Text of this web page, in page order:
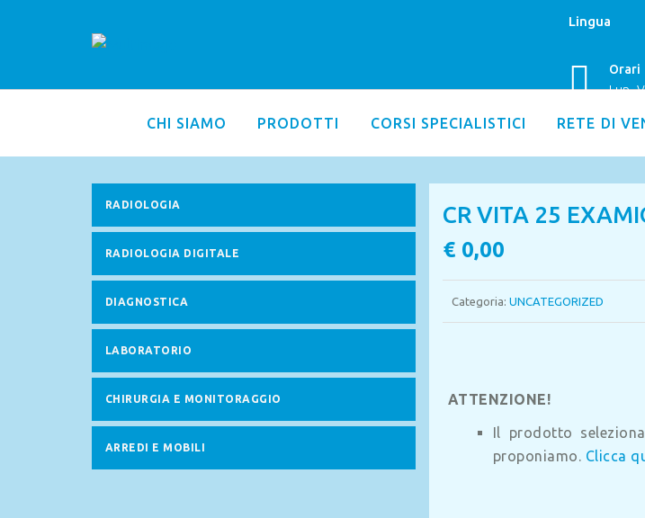
Lingua
Orari
CHI SIAMO PRODOTTI CORSI SPECIALISTICI RETE DI
RADIOLOGIA
RADIOLOGIA DIGITALE
DIAGNOSTICA
LABORATORIO
CHIRURGIA E MONITORAGGIO
ARREDI E MOBILI
CR VITA 25
€ 0,00
Categoria: UNCATEGORIZED
ATTENZIONE!
Il prodotto
proponiamo. Clicca